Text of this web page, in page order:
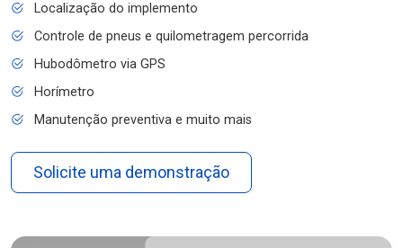
Localização do implemento
Controle de pneus e quilometragem percorrida
Hubodômetro via GPS
Horímetro
Manutenção preventiva e muito mais
Solicite uma demonstração